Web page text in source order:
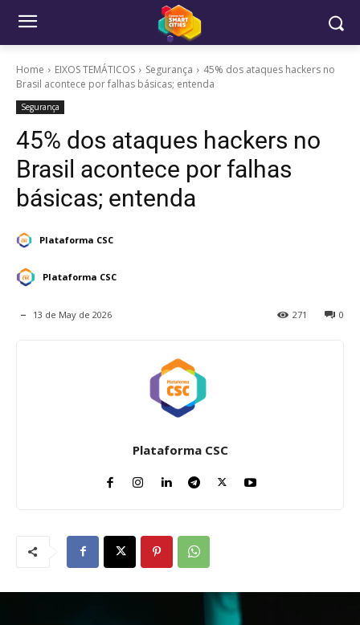
Home EIXOS TEMÁTICOS Segurança
45% dos ataques hackers no
Brasil acontece por falhas básicas; entenda
Segurança
45% dos ataques hackers no
Brasil acontece por falhas
básicas; entenda
Plataforma CSC
Plataforma CSC
13 de May de 2026 0
271
Plataforma CSC